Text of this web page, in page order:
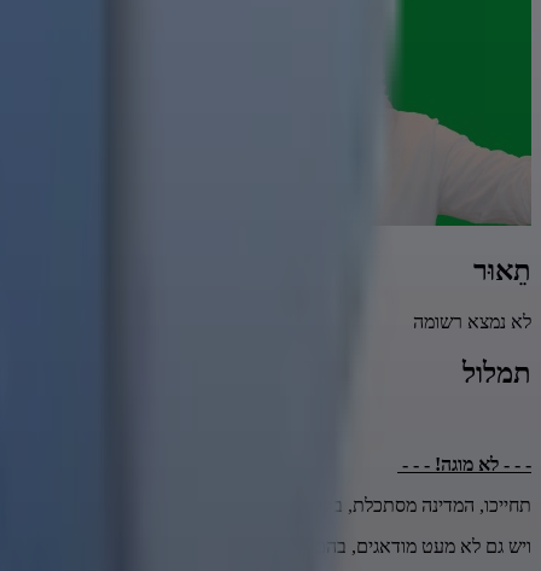
תֵאוּר
לא נמצא רשומה
תמלול
- - - לא מוגה! - - -
תחייכו, המדינה מסתכלת, בקרוב המשטרה תוכל לזהות את הפנים של
ויש גם לא מעט מודאגים, בהם השרה פנינה תמנו-שטה שאומרת זה כלי